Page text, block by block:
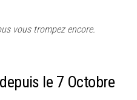
vous trompez encore.
le 7 Octobre